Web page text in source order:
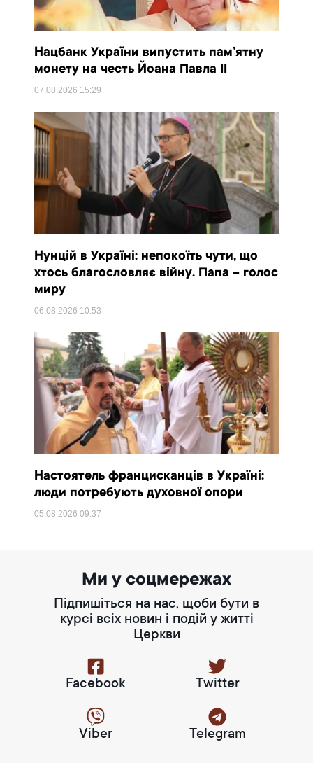
Нацбанк України випустить пам’ятну
монету на честь Йоана Павла II
07.08.2026 15:29
Нунцій в Україні: непокоїть чути, що
хтось благословляє війну. Папа – голос
миру
06.08.2026 10:53
Настоятель францисканців в Україні:
люди потребують духовної опори
05.08.202609:37
Ми у соцмережах
Підпишіться на нас, щоби бути в
курсі всіх новин і подій у житті
Церкви
Facebook Twitter
Viber Telegram